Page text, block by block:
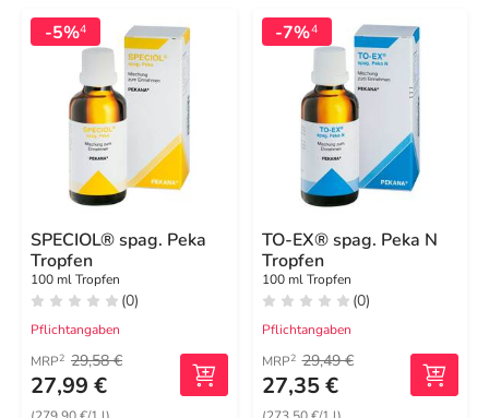
-5%4
SPECIOL® spag. Peka
Tropfen
100 ml Tropfen
(0)
Pflichtangaben
MRP2 29,58 €
27,99 €
-7%4
TO-EX® spag. Peka N
Tropfen
100 ml Tropfen
(0)
Pflichtangaben
MRP2 29,49 €
27,35 €